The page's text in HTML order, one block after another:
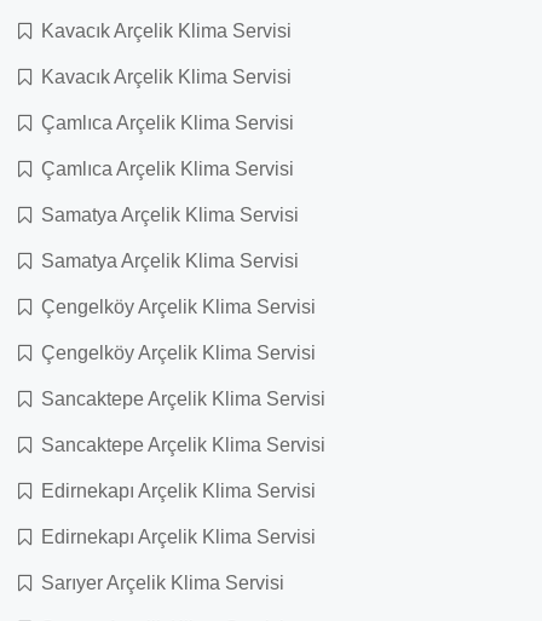
Kavacık Arçelik Klima Servisi
Kavacık Arçelik Klima Servisi
Çamlıca Arçelik Klima Servisi
Çamlıca Arçelik Klima Servisi
Samatya Arçelik Klima Servisi
Samatya Arçelik Klima Servisi
Çengelköy Arçelik Klima Servisi
Çengelköy Arçelik Klima Servisi
Sancaktepe Arçelik Klima Servisi
Sancaktepe Arçelik Klima Servisi
Edirnekapı Arçelik Klima Servisi
Edirnekapı Arçelik Klima Servisi
Sarıyer Arçelik Klima Servisi